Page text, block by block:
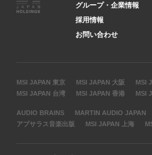
グループ・企業情報
採用情報
お問い合わせ
MSI JAPAN 東京 MSI JAPAN 大阪
MSI
MSI JAPAN 台湾
MSI JAPAN 香港 MSI
AUDIO BRAINS MARTIN AUDIO JAPAN
アプサラス音楽出版
MSI JAPAN 上海